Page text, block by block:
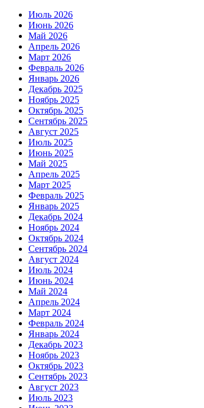
Июль 2026
Июнь 2026
Май 2026
Апрель 2026
Март 2026
Февраль 2026
Январь 2026
Декабрь 2025
Ноябрь 2025
Октябрь 2025
Сентябрь 2025
Август 2025
Июль 2025
Июнь 2025
Май 2025
Апрель 2025
Март 2025
Февраль 2025
Январь 2025
Декабрь 2024
Ноябрь 2024
Октябрь 2024
Сентябрь 2024
Август 2024
Июль 2024
Июнь 2024
Май 2024
Апрель 2024
Март 2024
Февраль 2024
Январь 2024
Декабрь 2023
Ноябрь 2023
Октябрь 2023
Сентябрь 2023
Август 2023
Июль 2023